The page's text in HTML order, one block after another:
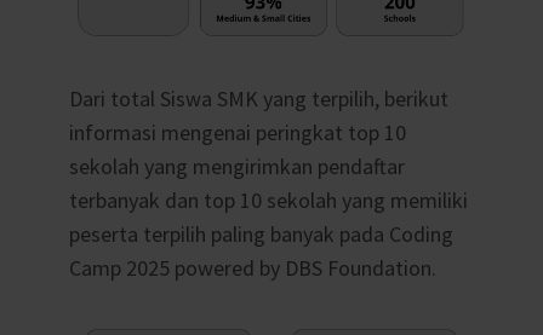
Dari total Siswa SMK yang terpilih, berikut
informasi mengenai peringkat top 10
sekolah yang mengirimkan pendaftar
terbanyak dan top 10 sekolah yang memiliki
peserta terpilih paling banyak pada Coding
Camp 2025 powered by DBS Foundation.